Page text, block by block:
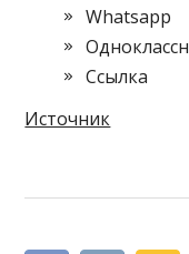
Whatsapp
Cсылка
Источник